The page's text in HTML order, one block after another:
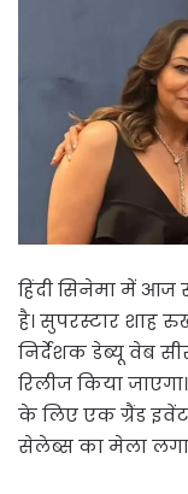
हिंदी सिनेमा में
है। सुपरस्टार शाह
निर्देशक डेब्यू वेब
रिलीज किया
के लिए एक ग्रैंड
सेलेब्स का मेला लगा